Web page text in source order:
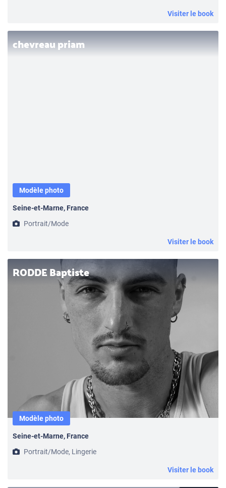
Visiter le book
chevreau priam
Modèle photo
Seine-et-Marne, France
Portrait/Mode
Visiter le book
RODDE Baptiste
Modèle photo
Seine-et-Marne, France
Portrait/Mode, Lingerie
Visiter le book